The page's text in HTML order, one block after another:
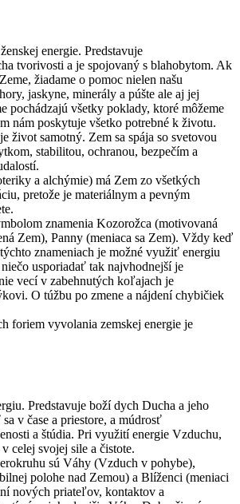
energie. Predstavuje
tvorivosti a je spojovaný s blahobytom. Ak
žiadame o pomoc nielen našu
jaskyne, minerály a púšte ale aj jej
pochádzajú všetky poklady, ktoré môžeme
nám poskytuje všetko potrebné k životu.
život samotný. Zem sa spája so svetovou
stabilitou, ochranou, bezpečím a
a alchýmie) má Zem zo všetkých
pretože je materiálnym a pevným
znamenia Kozorožca (motivovaná
Zem), Panny (meniaca sa Zem). Vždy keď
znameniach je možné využiť energiu
usporiadať tak najvhodnejší je
vecí v zabehnutých koľajach je
O túžbu po zmene a nájdení chybičiek
foriem vyvolania zemskej energie je
Predstavuje boží dych Ducha a jeho
v čase a priestore, a múdrosť
a štúdia. Pri využití energie Vzduchu,
celej svojej sile a čistote.
sú Váhy (Vzduch v pohybe),
polohe nad Zemou) a Blíženci (meniaci
nových priateľov, kontaktov a